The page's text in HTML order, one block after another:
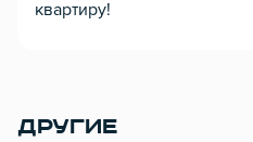
квартиру!
ДРУГИЕ